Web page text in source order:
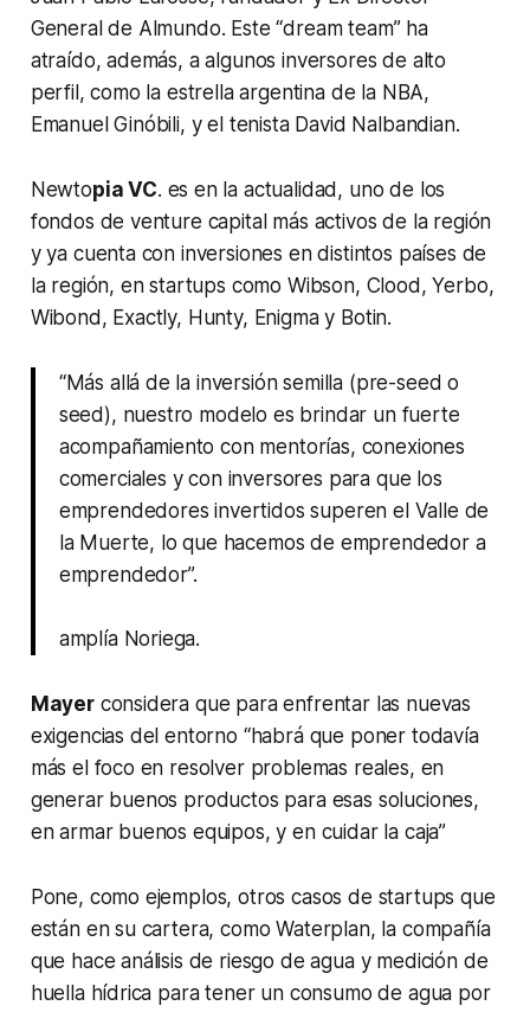
General de Almundo. Este “dream team” ha
atraído, además, a algunos inversores de alto
perfil, como la estrella argentina de la NBA,
Emanuel Ginóbili, y el tenista David Nalbandian.
Newtopia VC. es en la actualidad, uno de los
fondos de venture capital más activos de la región
y ya cuenta con inversiones en distintos países de
la región, en startups como Wibson, Clood, Yerbo,
Wibond, Exactly, Hunty, Enigma y Botin.
“Más allá de la inversión semilla (pre-seed o
seed), nuestro modelo es brindar un fuerte
acompañamiento con mentorías, conexiones
comerciales y con inversores para que los
emprendedores invertidos superen el Valle de
la Muerte, lo que hacemos de emprendedor a
emprendedor”.
amplía Noriega.
Mayerconsidera que para enfrentar las nuevas
exigencias del entorno “habrá que poner todavía
más el foco en resolver problemas reales, en
generar buenos productos para esas soluciones,
en armar buenos equipos, y en cuidar la caja”
Pone, como ejemplos, otros casos de startups que
están en su cartera, como Waterplan, la compañía
que hace análisis de riesgo de agua y medición de
huella hídrica para tener un consumo de agua por